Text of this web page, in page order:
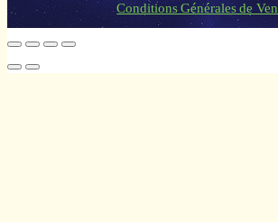
Conditions Générales de